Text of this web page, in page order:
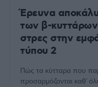
Έρευνα
των β-κυττάρων
στρες στην
τύπου 2
Πώς τα κύτταρα που
προσαρμόζονται καθ’